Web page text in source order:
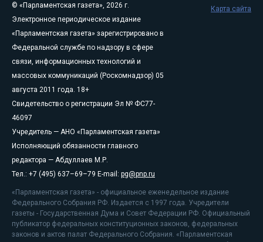
© «Парламентская газета», 2026 г.
Электронное периодическое издание
«Парламентская газета» зарегистрировано в
Федеральной службе по надзору в сфере
связи, информационных технологий и
массовых коммуникаций (Роскомнадзор) 05
августа 2011 года. 18+
Свидетельство о регистрации Эл № ФС77-
46097
Учредитель — АНО «Парламентская газета»
Исполняющий обязанности главного
редактора — Абдуллаев М.Р.
Тел.: +7 (495) 637–69–79 E-mail: pg@pnp.ru
«Парламентская газета» - официальное еженедельное издание
Федерального Собрания РФ. Издается с 1997 года. Учредители
газеты - Государственная Дума и Совет Федерации РФ. Официальный
публикатор федеральных конституционных законов, федеральных
законов и актов палат Федерального Собрания. «Парламентская
Карта сайта